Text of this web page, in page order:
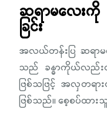
ဆရာမလေးကို
ခြင်း
အလယ်တန်းပြ ဆရာမ
သည် ခန္ဓာကိုယ်လ
ဖြစ်သဖြင့် အလှတရ
ဖြစ်သည်။ စေ့စပ်ထာ